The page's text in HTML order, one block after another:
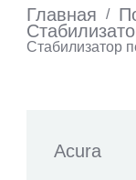
Главная /
Стабилизатор
Acura